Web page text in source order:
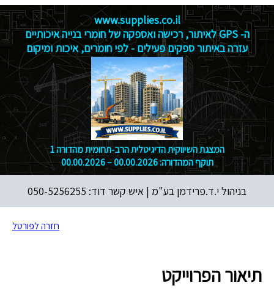
www.supplies.co.il
ה‑ GPS לאיתור, רכישה ואספקה של חומרי בנייה איכותיים
עזרה באיתור ספקים פעילים - לפי חומרים, איכות ומיקום
המצגת השיווקית הדיגיטלית הרב‑תחומית מהדורה 1
תוקף המהדורה: 00.00.2026 – 00.00.2026
בניהול י.ד.פרידמן בע"מ | איש קשר דוד: 050-5256255
חזרה לפורטל
תיאור הפרוייקט